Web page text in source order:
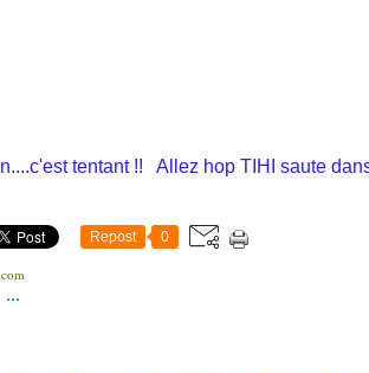
tentant !! Allez hop TIHI saute
Repost 0
…